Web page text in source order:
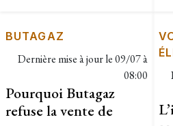
BUTAGAZ
Dernière mise à jour le09/07 à
08:00
Pourquoi Butagaz
refuse la vente de